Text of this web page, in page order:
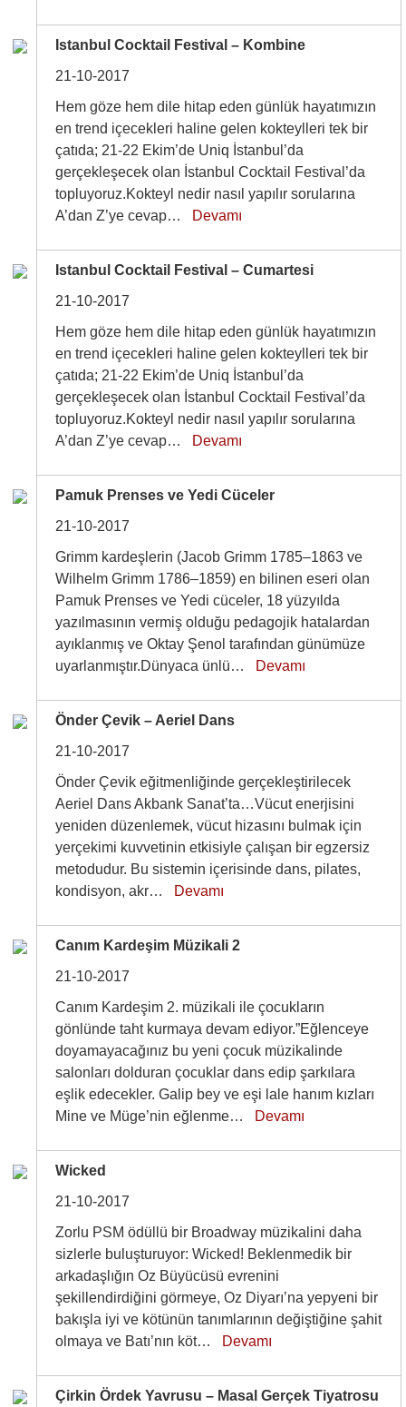
Istanbul Cocktail Festival – Kombine
21-10-2017
Hem göze hem dile hitap eden günlük hayatımızın
en trend içecekleri haline gelen kokteylleri tek bir
çatıda; 21-22 Ekim’de Uniq İstanbul’da
gerçekleşecek olan İstanbul Cocktail Festival’da
topluyoruz.Kokteyl nedir nasıl yapılır sorularına
A’dan Z’ye cevap… Devamı
Istanbul Cocktail Festival – Cumartesi
21-10-2017
Hem göze hem dile hitap eden günlük hayatımızın
en trend içecekleri haline gelen kokteylleri tek bir
çatıda; 21-22 Ekim’de Uniq İstanbul’da
gerçekleşecek olan İstanbul Cocktail Festival’da
topluyoruz.Kokteyl nedir nasıl yapılır sorularına
A’dan Z’ye cevap… Devamı
Pamuk Prenses ve Yedi Cüceler
21-10-2017
Grimm kardeşlerin (Jacob Grimm 1785–1863 ve
Wilhelm Grimm 1786–1859) en bilinen eseri olan
Pamuk Prenses ve Yedi cüceler, 18 yüzyılda
yazılmasının vermiş olduğu pedagojik hatalardan
ayıklanmış ve Oktay Şenol tarafından günümüze
uyarlanmıştır.Dünyaca ünlü… Devamı
Önder Çevik – Aeriel Dans
21-10-2017
Önder Çevik eğitmenliğinde gerçekleştirilecek
Aeriel Dans Akbank Sanat’ta…Vücut enerjisini
yeniden düzenlemek, vücut hizasını bulmak için
yerçekimi kuvvetinin etkisiyle çalışan bir egzersiz
metodudur. Bu sistemin içerisinde dans, pilates,
kondisyon, akr… Devamı
Canım Kardeşim Müzikali 2
21-10-2017
Canım Kardeşim 2. müzikali ile çocukların
gönlünde taht kurmaya devam ediyor.”Eğlenceye
doyamayacağınız bu yeni çocuk müzikalinde
salonları dolduran çocuklar dans edip şarkılara
eşlik edecekler. Galip bey ve eşi lale hanım kızları
Mine ve Müge’nin eğlenme… Devamı
Wicked
21-10-2017
Zorlu PSM ödüllü bir Broadway müzikalini daha
sizlerle buluşturuyor: Wicked! Beklenmedik bir
arkadaşlığın Oz Büyücüsü evrenini
şekillendirdiğini görmeye, Oz Diyarı’na yepyeni bir
bakışla iyi ve kötünün tanımlarının değiştiğine şahit
olmaya ve Batı’nın köt… Devamı
Çirkin Ördek Yavrusu – Masal Gerçek Tiyatrosu